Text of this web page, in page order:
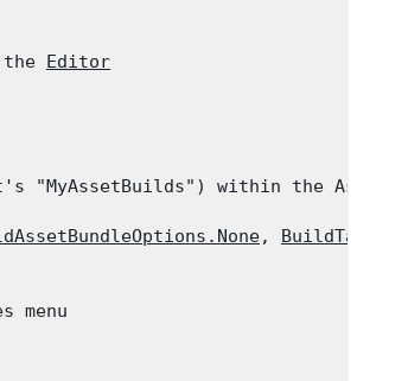
Editor
"MyAssetBuilds") within the Assets
,
menu